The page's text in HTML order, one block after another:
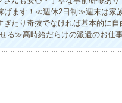
げます！≪週休2日制≫週末は家
たり奇抜でなければ基本的に自
る≫高時給だらけの派遣のお仕事